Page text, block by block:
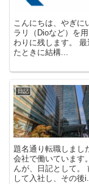
こんにちは、やぎ
ラリ（Dioなど）を
わりに残します。
たときに結構...
日記
題名通り転職しまし
会社で働いています
んが、日記として。
して入社し、その後